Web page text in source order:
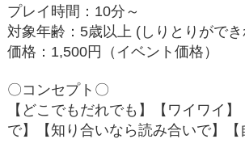
プレイ時間：10分～
対象年齢：5歳以上 (しりとりがで
価格：1,500円（イベント価格）
〇コンセプト〇
【どこでもだれでも】【ワイワイ
で】【知り合いなら読み合いで】【